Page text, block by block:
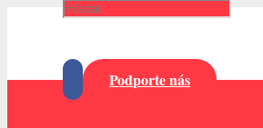
Podporte nás